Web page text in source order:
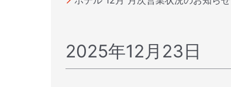
2025年12月23日